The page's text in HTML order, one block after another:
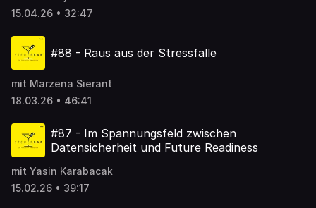
15.04.26 • 32:47
#88 - Raus aus der Stressfalle
mit Marzena Sierant
18.03.26 • 46:41
#87 - Im Spannungsfeld zwischen
Datensicherheit und Future Readiness
mit Yasin Karabacak
15.02.26 • 39:17